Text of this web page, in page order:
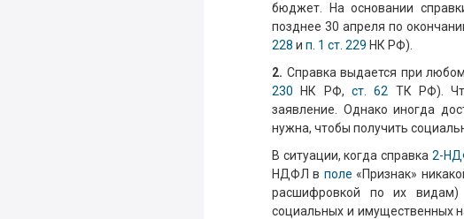
бюджет. На основании
позднее 30 апреля по
228 и п. 1 ст. 229 НК РФ).
2. Справка выдается при
230 НК РФ, ст. 62 ТК РФ).
заявление. Однако иногда
нужна, чтобы получить
В ситуации, когда справка 2-
НДФЛ в поле «Признак»
расшифровкой по их
социальных и имущественных